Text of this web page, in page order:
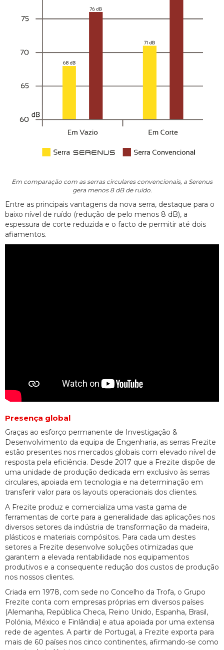
Em comparação com as serras circulares convencionais, a Serenus
gera menos 8 dB de ruído.
Entre as principais vantagens da nova serra, destaque para o
baixo nível de ruído (redução de pelo menos 8 dB), a
espessura de corte reduzida e o facto de permitir até dois
afiamentos.
Presença global
Graças ao esforço permanente de Investigação &
Desenvolvimento da equipa de Engenharia, as serras Frezite
estão presentes nos mercados globais com elevado nível de
resposta pela eficiência. Desde 2017 que a Frezite dispõe de
uma unidade de produção dedicada em exclusivo às serras
circulares, apoiada em tecnologia e na determinação em
transferir valor para os layouts operacionais dos clientes.
A Frezite produz e comercializa uma vasta gama de
ferramentas de corte para a generalidade das aplicações nos
diversos setores da indústria de transformação da madeira,
plásticos e materiais compósitos. Para cada um destes
setores a Frezite desenvolve soluções otimizadas que
garantem a elevada rentabilidade nos equipamentos
produtivos e a consequente redução dos custos de produção
nos nossos clientes.
Criada em 1978, com sede no Concelho da Trofa, o Grupo
Frezite conta com empresas próprias em diversos países
(Alemanha, República Checa, Reino Unido, Espanha, Brasil,
Polónia, México e Finlândia) e atua apoiada por uma extensa
rede de agentes. A partir de Portugal, a Frezite exporta para
mais de 60 países nos cinco continentes, afirmando-se como